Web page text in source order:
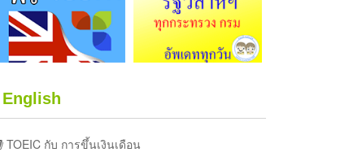
English
TOEIC กับ การขึ้นเงินเดือน